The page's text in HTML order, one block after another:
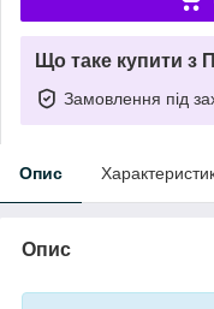
Що таке купити з
Замовлення під
Опис
Опис